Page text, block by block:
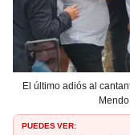
El último adiós al
PUEDES VER: